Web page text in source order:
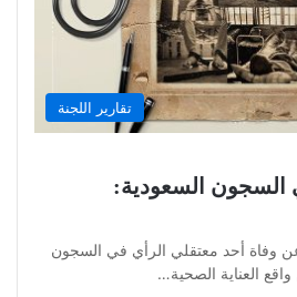
تقارير اللجنة
السجون السعودية:
وفاة أحد معتقلي الرأي في السجون
العناية الصحية…